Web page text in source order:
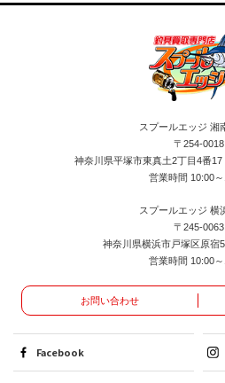
スプールエッジ 湘
〒254-0018
神奈川県平塚市東真土2丁目4番
営業時間 10:00
スプールエッジ 横
〒245-0063
神奈川県横浜市戸塚区原宿
営業時間 10:00
お問い合わせ
Facebook